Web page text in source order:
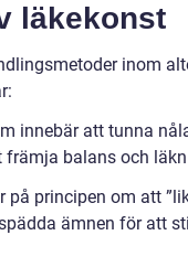
läkekonst
inom
innebär att tunna
främja balans och
på principen om att
ämnen för att